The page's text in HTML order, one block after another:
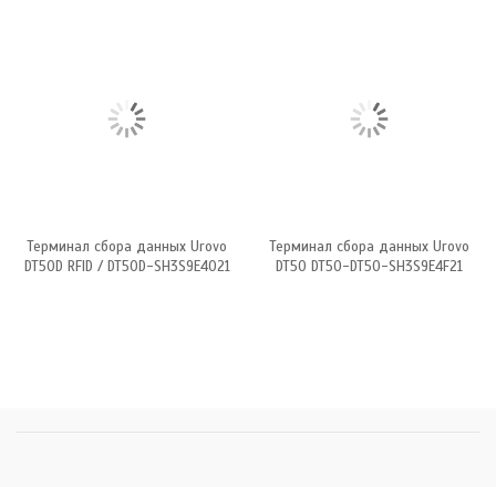
Терминал сбора данных Urovo
DT50D RFID / DT50D-SH3S9E4021
Терминал сбора данных Urovo
DT50 DT50-DT50-SH3S9E4F21